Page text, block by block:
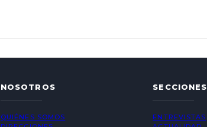
NOSOTROS
QUIÉNES SOMOS
SECCIONES
ENTREVISTAS